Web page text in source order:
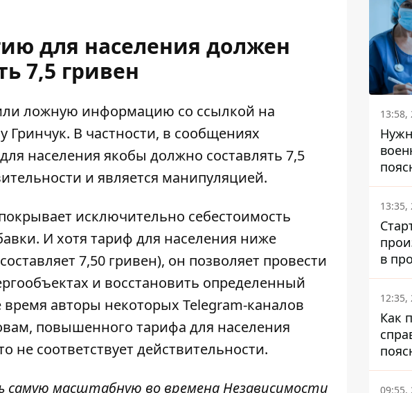
для населения должен
7,5 гривен
ложную информацию со ссылкой на
В частности, в сообщениях
для населения якобы должно составлять 7,5
и является манипуляцией.
исключительно себестоимость
И хотя тариф для населения ниже
7,50 гривен), он позволяет провести
и восстановить определенный
авторы некоторых Telegram-каналов
повышенного тарифа для населения
не соответствует действительности.
самую масштабную во времена Независимости
13:58,
13:35,
в
12:35,
Как
09:55,